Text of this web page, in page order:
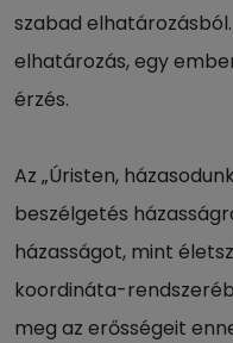
szabad
elhatározás, egy
érzés.
Az „Úristen,
beszélgetés
házasságot, mint
koordináta-
meg az erősségeit